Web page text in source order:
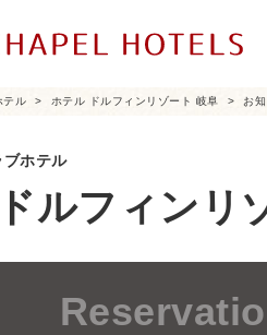
テル ホテル ドルフィンリゾート 岐阜 お
ホテル
ルフィンリ